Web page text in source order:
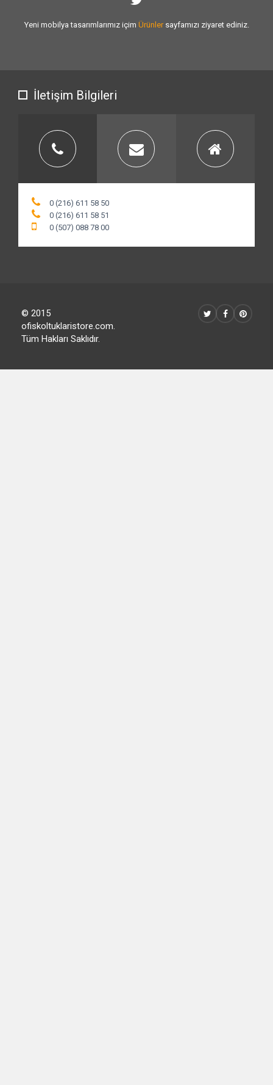
Sizlere vermiş olduğumuzhizmet kalitesiniartırmak için var gücümüzle
İletişim Bilgileri
0 (216) 611 58 50
0 (216) 611 58 51
© 2015
ofiskoltuklaristore.com.